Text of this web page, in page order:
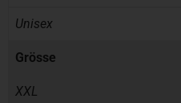
Unisex
Grösse
XXL